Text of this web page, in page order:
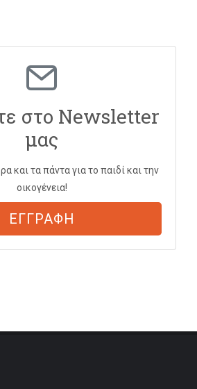
στο Newsletter
μας
και τα πάντα για το παιδί και την
οικογένεια!
ΕΓΓΡΑΦΗ